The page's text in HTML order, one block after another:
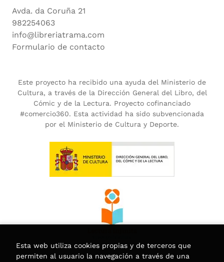
Avda. da Coruña 21
982254063
info@libreriatrama.com
Formulario de contacto
Este proyecto ha recibido una ayuda del Ministerio de
Cultura, a través de la Dirección General del Libro, del
Cómic y de la Lectura. Proyecto cofinanciado
#comercio360. Esta actividad ha sido subvencionada
por el Ministerio de Cultura y Deporte.
Esta web utiliza cookies propias y de terceros que
permiten al usuario la navegación a través de una